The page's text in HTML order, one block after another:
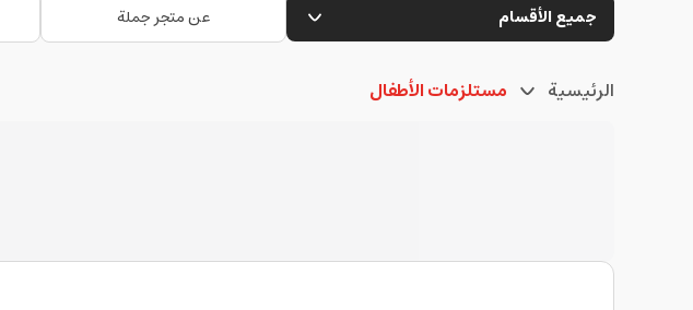
جميع الأقسام عن متجر جملة
الرئيسية مستلزمات الأطفال